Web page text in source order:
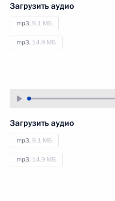
Загрузить аудио
mp3,9.1 МБ
mp3, 14.9 МБ
Загрузить аудио
mp3,9.1 МБ
mp3, 14.9 МБ